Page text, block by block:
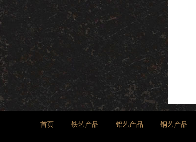
首页 铁艺产品 铝艺产品 铜艺产品